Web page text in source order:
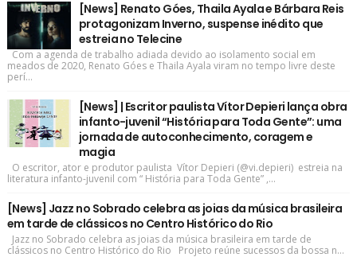
[News] Renato Góes, Thaila Ayala e Bárbara Reis
protagonizam Inverno, suspense inédito que
estreia no Telecine
Com a agenda de trabalho adiada devido ao isolamento social em
meados de 2020, Renato Góes e Thaila Ayala viram no tempo livre deste
perí...
[News] | Escritor paulista Vítor Depieri lança obra
infanto-juvenil “História para Toda Gente”: uma
jornada de autoconhecimento, coragem e
magia
O escritor, ator e produtor paulista Vítor Depieri (@vi.depieri) estreia na
literatura infanto-juvenil com “ História para Toda Gente” ,...
[News] Jazz no Sobrado celebra as joias da música brasileira
em tarde de clássicos no Centro Histórico do Rio
Jazz no Sobrado celebra as joias da música brasileira em tarde de
clássicos no Centro Histórico do Rio Projeto reúne sucessos da bossa n...